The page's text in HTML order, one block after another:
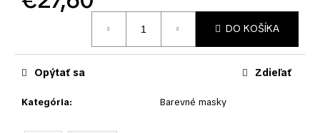
DO KOŠÍKA
Kategória: Barevné masky
Opýtať sa Zdieľať